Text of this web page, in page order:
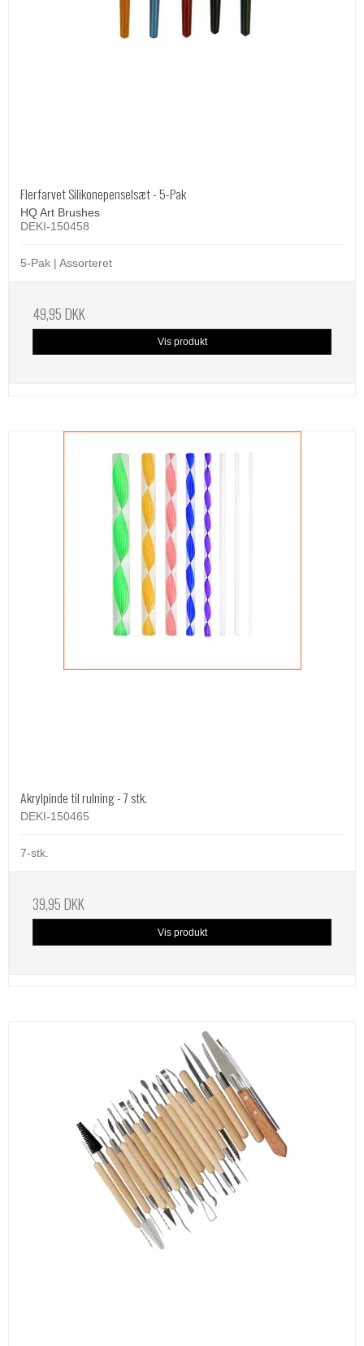
Flerfarvet Silikonepenselsæt - 5-Pak
HQ Art Brushes
DEKI-150458
5-Pak | Assorteret
49,95 DKK
Vis produkt
Akrylpinde til rulning - 7 stk.
DEKI-150465
7-stk.
39,95 DKK
Vis produkt